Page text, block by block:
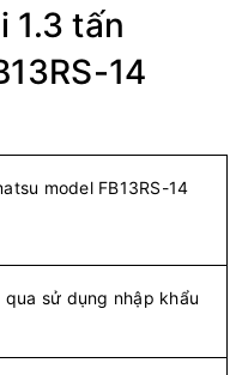
1.3 tấn
14
model FB13RS-14
qua sử dụng nhập khẩu